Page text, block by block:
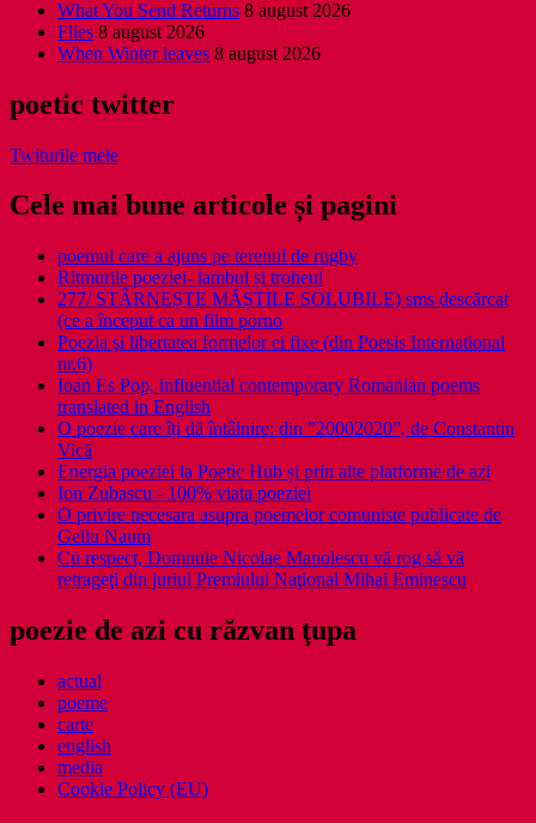
What You Send Returns 8 august 2026
Flies 8 august 2026
When Winter leaves 8 august 2026
poetic twitter
Twiturile mele
Cele mai bune articole și pagini
poemul care a ajuns pe terenul de rugby
Ritmurile poeziei- iambul și troheul
277/ STÂRNEȘTE MĂȘTILE SOLUBILE) sms descărcat
(ce a început ca un film porno
Poezia şi libertatea formelor ei fixe (din Poesis International
nr.6)
Ioan Es Pop, influential contemporary Romanian poems
translated in English
O poezie care îți dă întâlnire: din ”20002020”, de Constantin
Vică
Energia poeziei la Poetic Hub și prin alte platforme de azi
Ion Zubascu - 100% viata poeziei
O privire necesara asupra poemelor comuniste publicate de
Gellu Naum
Cu respect, Domnule Nicolae Manolescu vă rog să vă
retrageţi din juriul Premiului Naţional Mihai Eminescu
poezie de azi cu răzvan ţupa
actual
poeme
carte
english
media
Cookie Policy (EU)